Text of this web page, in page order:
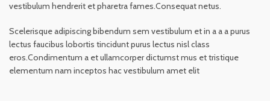
vestibulum hendrerit et pharetra fames.Consequat netus.
Scelerisque adipiscing bibendum sem vestibulum et in a a a purus
lectus faucibus lobortis tincidunt purus lectus nisl class
eros.Condimentum a et ullamcorper dictumst mus et tristique
elementum nam inceptos hac vestibulum amet elit